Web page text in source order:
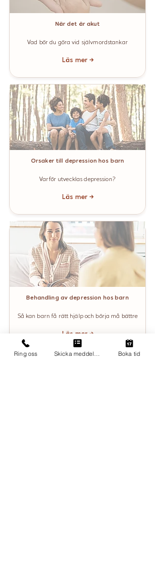
När det är akut
Vad bör du göra vid självmordstankar
Läs mer →
Orsaker till depression hos barn
Varför utvecklas depression?
Läs mer →
Behandling av depression hos barn
Så kan barn få rätt hjälp och börja må bättre
Läs mer →
Ring oss Boka tid